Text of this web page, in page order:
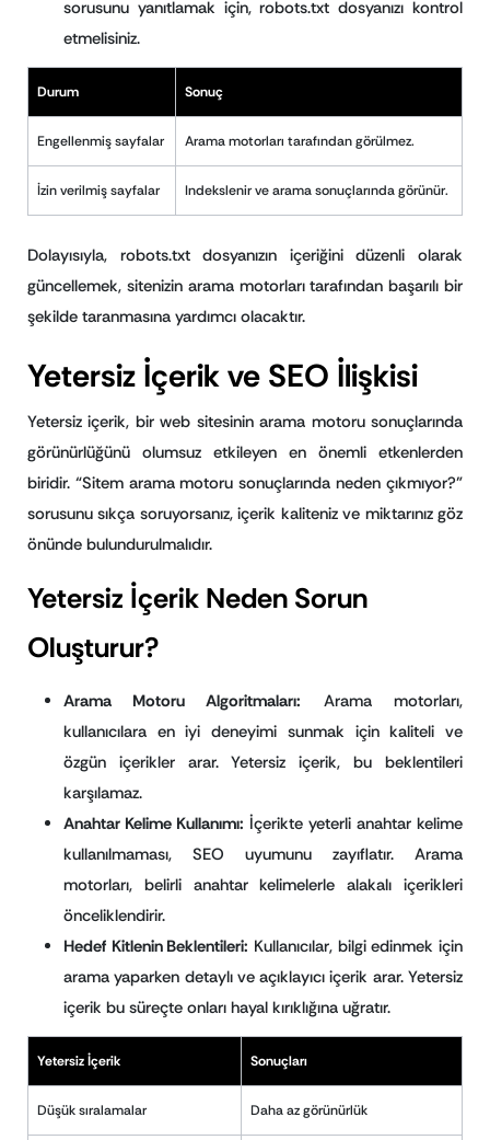
sorusunu yanıtlamak için, robots.txt dosyanızı kontrol
etmelisiniz.
Durum Sonuç
Engellenmiş sayfalar Arama motorları tarafından görülmez.
İzin verilmiş sayfalar Indekslenir ve arama sonuçlarında görünür.
Dolayısıyla, robots.txt dosyanızın içeriğini düzenli olarak
güncellemek, sitenizin arama motorları tarafından başarılı bir
şekilde taranmasına yardımcı olacaktır.
Yetersiz İçerik ve SEO İlişkisi
Yetersiz içerik, bir web sitesinin arama motoru sonuçlarında
görünürlüğünü olumsuz etkileyen en önemli etkenlerden
biridir. “Sitem arama motoru sonuçlarında neden çıkmıyor?”
sorusunu sıkça soruyorsanız, içerik kaliteniz ve miktarınız göz
önünde bulundurulmalıdır.
Yetersiz İçerik Neden Sorun
Oluşturur?
Arama Motoru Algoritmaları: Arama motorları,
kullanıcılara en iyi deneyimi sunmak için kaliteli ve
özgün içerikler arar. Yetersiz içerik, bu beklentileri
karşılamaz.
Anahtar Kelime Kullanımı: İçerikte yeterli anahtar kelime
kullanılmaması, SEO uyumunu zayıflatır. Arama
motorları, belirli anahtar kelimelerle alakalı içerikleri
önceliklendirir.
Hedef Kitlenin Beklentileri: Kullanıcılar, bilgi edinmek için
arama yaparken detaylı ve açıklayıcı içerik arar. Yetersiz
içerik bu süreçte onları hayal kırıklığına uğratır.
Yetersiz İçerik Sonuçları
Düşük sıralamalar Daha az görünürlük